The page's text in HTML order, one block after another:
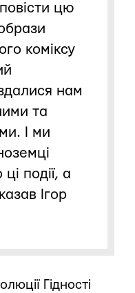
цю
коміксу
нам
та
І ми
події, а
Ігор
Гідності